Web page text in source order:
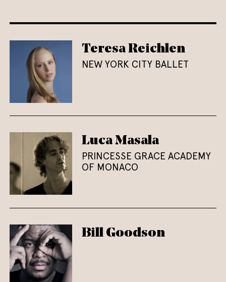
Teresa Reichlen
NEW YORK CITY BALLET
Luca Masala
PRINCESSE GRACE ACADEMY
OF MONACO
Bill Goodson